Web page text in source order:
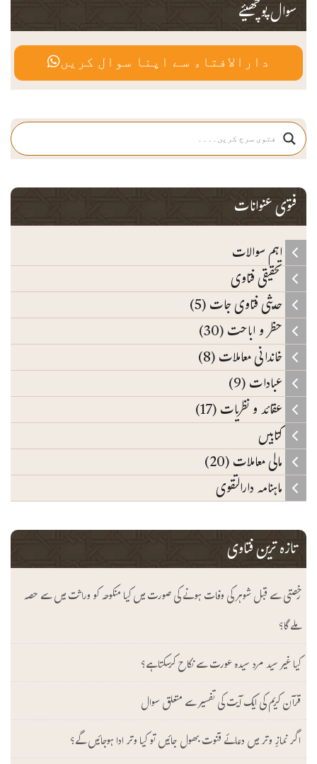
سوال پوچھیئے
دارالافتاء سے اپنا سوال کریں
فتوی عنوانات
اہم سوالات
تحقیقی فتاوی
حدیثی فتاوی جات (5)
حظر و اباحت (30)
خاندانی معاملات (8)
عبادات (9)
عقائد و نظریات (17)
کتابیں
مالی معاملات (20)
ماہنامہ دارالتقوی
تازہ ترین فتاوی
رخصتی سے قبل شوہر کی وفات ہونے کی صورت میں کیا منکوحہ کو وراثت میں سے حصہ
ملے گا؟
کیا غیر سید مرد سیدہ عورت سے نکاح کرسکتا ہے؟
قرآن کریم کی ایک آیت کی تفسیر سے متعلق سوال
اگر نمازِ وتر میں دعائے قنوت بھول جائیں تو کیا وتر ادا ہوجائیں گے؟